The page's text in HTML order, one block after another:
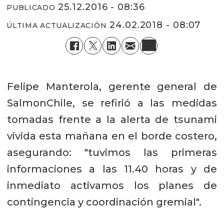
PUBLICADO 25.12.2016 - 08:36
ÚLTIMA ACTUALIZACIÓN 24.02.2018 - 08:07
Felipe Manterola, gerente general de
SalmonChile, se refirió a las medidas
tomadas frente a la alerta de tsunami
vivida esta mañana en el borde costero,
asegurando: "tuvimos las primeras
informaciones a las 11.40 horas y de
inmediato activamos los planes de
contingencia y coordinación gremial".